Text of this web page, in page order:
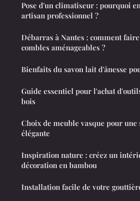
Pose d'un climatiseur : pourquoi
artisan professionnel ?
Débarras à Nantes : comment
combles aménageables ?
Bienfaits du savon lait d'ânesse
Guide essentiel pour l'achat
bois
Choix de meuble vasque pour une
élégante
Inspiration nature : créez un
décoration en bambou
Installation facile de votre